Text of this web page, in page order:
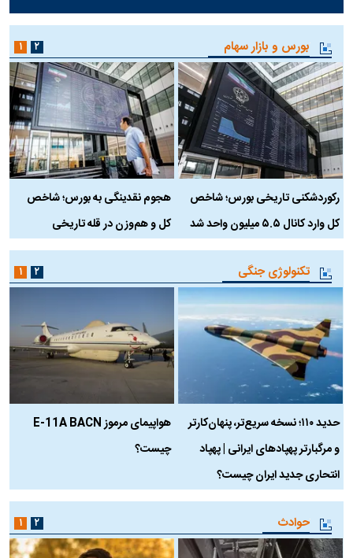
بورس و بازار سهام
رکوردشکنی تاریخی بورس؛ شاخص
کل وارد کانال ۵.۵ میلیون واحد شد
هجوم نقدینگی به بورس؛ شاخص
کل و هم‌وزن در قله تاریخی
۱ ۲
تکنولوژی جنگی
حدید ۱۱۰؛ نسخه سریع‌تر، پنهان‌کارتر
و مرگبارتر پهپادهای ایرانی | پهپاد
انتحاری جدید ایران چیست؟
هواپیمای مرموز E-11A BACN
چیست؟
۱ ۲
حوادث ۱ ۲